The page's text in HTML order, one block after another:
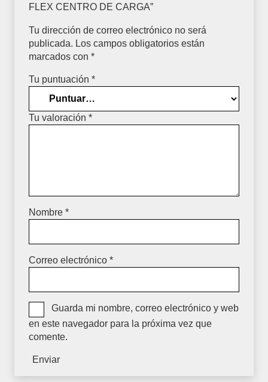
FLEX CENTRO DE CARGA”
Tu dirección de correo electrónico no será
publicada. Los campos obligatorios están
marcados con *
Tu puntuación *
Tu valoración *
Nombre *
Correo electrónico *
Guarda mi nombre, correo electrónico y web
en este navegador para la próxima vez que
comente.